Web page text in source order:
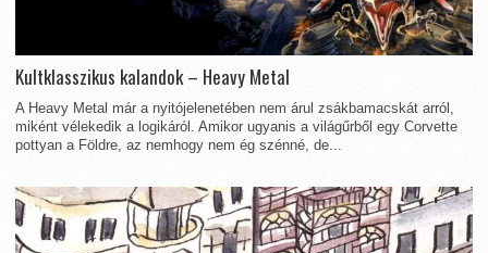
Kultklasszikus kalandok – Heavy Metal
A Heavy Metal már a nyitójelenetében nem árul zsákbamacskát arról,
miként vélekedik a logikáról. Amikor ugyanis a világűrből egy Corvette
pottyan a Földre, az nemhogy nem ég szénné, de...